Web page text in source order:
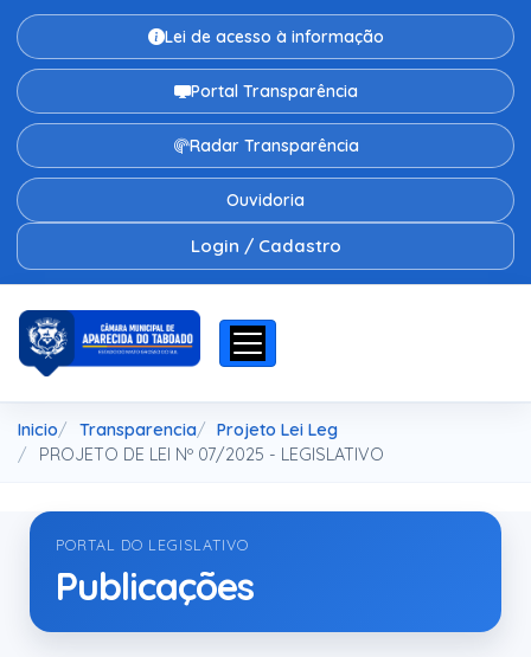
Lei de acesso à informação
Portal Transparência
Radar Transparência
Ouvidoria
Login / Cadastro
Inicio Transparencia
Projeto Lei Leg
PROJETO DE LEI Nº 07/2025 - LEGISLATIVO
PORTAL DO LEGISLATIVO
Publicações